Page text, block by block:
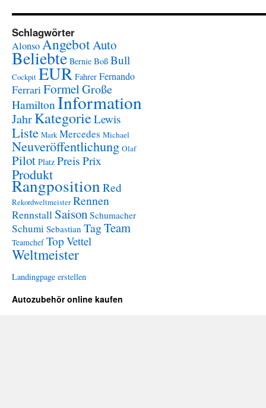
Schlagwörter
AlonsoAngebotAuto
Beliebte Bernie Boß Bull
Cockpit EUR Fahrer Fernando
FerrariFormelGroße
HamiltonInformation
JahrKategorie Lewis
Liste Mark Mercedes Michael
Neuveröffentlichung Olaf
Pilot Platz Preis Prix
Produkt
Rangposition Red
Rekordweltmeister Rennen
Rennstall Saison Schumacher
Schumi Sebastian TagTeam
Teamchef TopVettel
Weltmeister
Landingpage erstellen
Autozubehör online kaufen